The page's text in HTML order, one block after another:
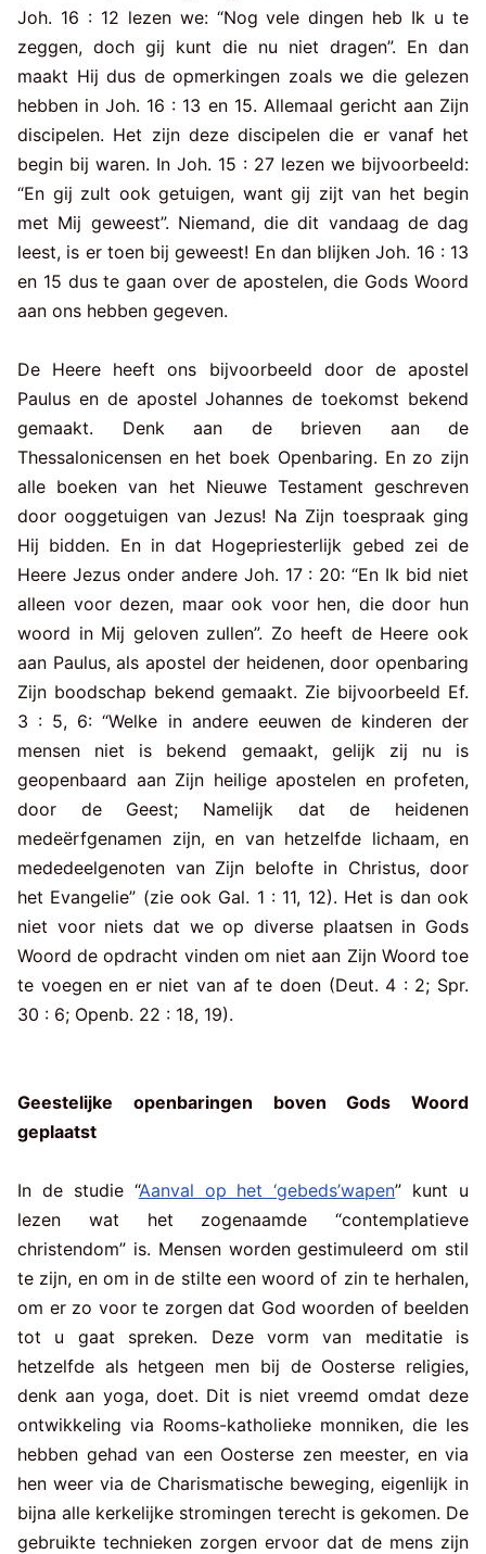
Joh. 16 : 12 lezen we: “Nog vele dingen heb Ik u te
zeggen, doch gij kunt die nu niet dragen”. En dan
maakt Hij dus de opmerkingen zoals we die gelezen
hebben in Joh. 16 : 13 en 15. Allemaal gericht aan Zijn
discipelen. Het zijn deze discipelen die er vanaf het
begin bij waren. In Joh. 15 : 27 lezen we bijvoorbeeld:
“En gij zult ook getuigen, want gij zijt van het begin
met Mij geweest”. Niemand, die dit vandaag de dag
leest, is er toen bij geweest! En dan blijken Joh. 16 : 13
en 15 dus te gaan over de apostelen, die Gods Woord
aan ons hebben gegeven.
De Heere heeft ons bijvoorbeeld door de apostel
Paulus en de apostel Johannes de toekomst bekend
gemaakt. Denk aan de brieven aan de
Thessalonicensen en het boek Openbaring. En zo zijn
alle boeken van het Nieuwe Testament geschreven
door ooggetuigen van Jezus! Na Zijn toespraak ging
Hij bidden. En in dat Hogepriesterlijk gebed zei de
Heere Jezus onder andere Joh. 17 : 20: “En Ik bid niet
alleen voor dezen, maar ook voor hen, die door hun
woord in Mij geloven zullen”. Zo heeft de Heere ook
aan Paulus, als apostel der heidenen, door openbaring
Zijn boodschap bekend gemaakt. Zie bijvoorbeeld Ef.
3 : 5, 6: “Welke in andere eeuwen de kinderen der
mensen niet is bekend gemaakt, gelijk zij nu is
geopenbaard aan Zijn heilige apostelen en profeten,
door de Geest; Namelijk dat de heidenen
medeërfgenamen zijn, en van hetzelfde lichaam, en
mededeelgenoten van Zijn belofte in Christus, door
het Evangelie” (zie ook Gal. 1 : 11, 12). Het is dan ook
niet voor niets dat we op diverse plaatsen in Gods
Woord de opdracht vinden om niet aan Zijn Woord toe
te voegen en er niet van af te doen (Deut. 4 : 2; Spr.
30 : 6; Openb. 22 : 18, 19).
Geestelijke openbaringen boven Gods Woord
geplaatst
In de studie “Aanval op het ‘gebeds’wapen” kunt u
lezen wat het zogenaamde “contemplatieve
christendom” is. Mensen worden gestimuleerd om stil
te zijn, en om in de stilte een woord of zin te herhalen,
om er zo voor te zorgen dat God woorden of beelden
tot u gaat spreken. Deze vorm van meditatie is
hetzelfde als hetgeen men bij de Oosterse religies,
denk aan yoga, doet. Dit is niet vreemd omdat deze
ontwikkeling via Rooms-katholieke monniken, die les
hebben gehad van een Oosterse zen meester, en via
hen weer via de Charismatische beweging, eigenlijk in
bijna alle kerkelijke stromingen terecht is gekomen. De
gebruikte technieken zorgen ervoor dat de mens zijn